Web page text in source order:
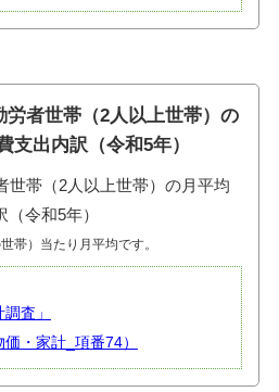
労者世帯（2人以上世帯）の
支出内訳（令和5年）
帯）当たり月平均です。
査」
・家計_項番74）